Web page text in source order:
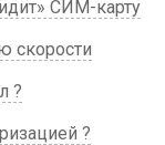
СИМ-карту
скорости
?
?